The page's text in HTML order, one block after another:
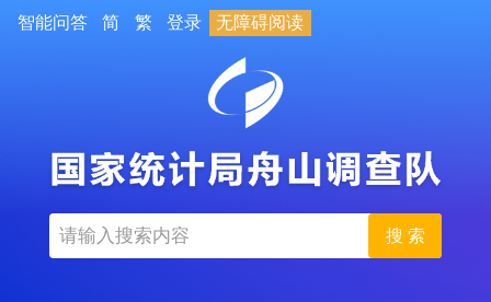
智能问答 简 繁 登录 无障碍阅读
搜 索